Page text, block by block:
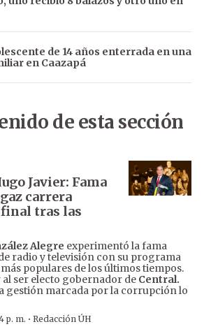
de 14 años enterrada en una
en Caazapá
de esta sección
Javier: Fama
carrera
tras las
Alegre experimentó la fama
radio y televisión con su programa
populares de los últimos tiempos.
ser electo gobernador de Central.
gestión marcada por la corrupción lo
p. m. · Redacción ÚH